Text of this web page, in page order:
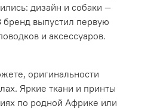
дизайн и собаки —
бренд выпустил первую
и аксессуаров.
оригинальности
Яркие ткани и принты
по родной Африке или